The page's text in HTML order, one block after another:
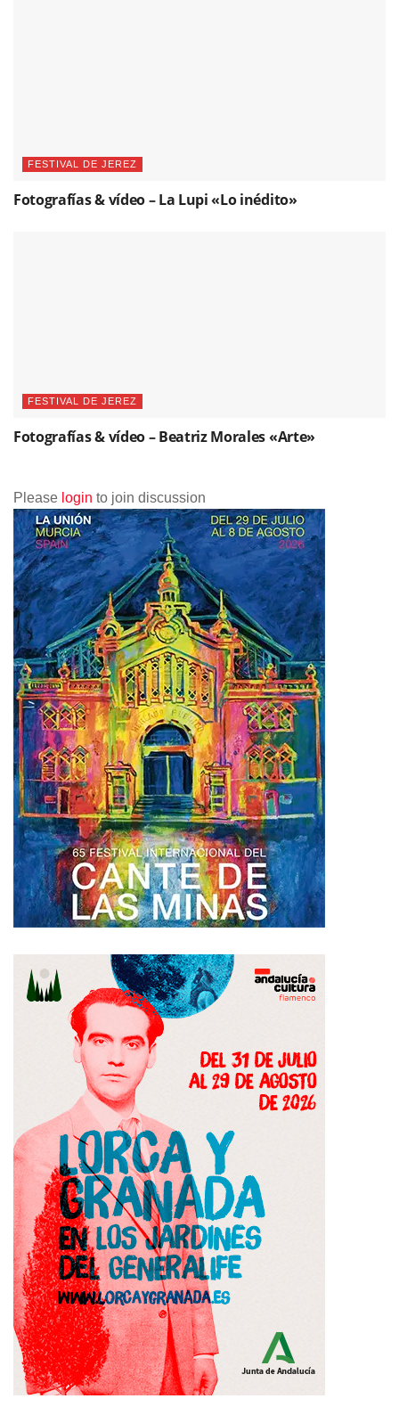
FESTIVAL DE JEREZ
Fotografías & vídeo – La Lupi «Lo inédito»
FESTIVAL DE JEREZ
Fotografías & vídeo – Beatriz Morales «Arte»
Please login to join discussion